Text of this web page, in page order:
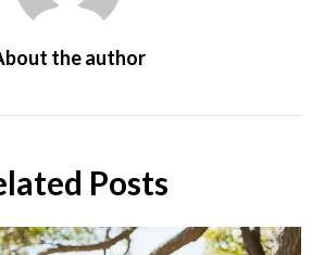
the author
Posts